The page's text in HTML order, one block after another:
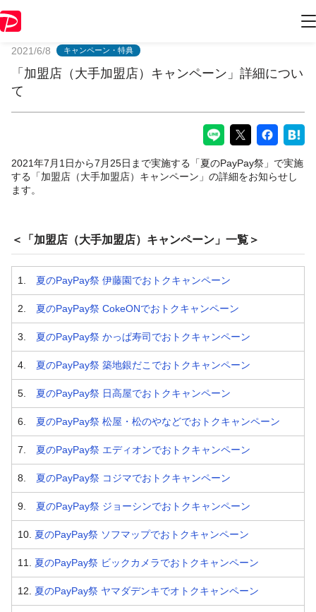
2021/6/8 キャンペーン・特典
「加盟店（大手加盟店）キャンペーン」詳細につい
て
2021年7月1日から7月25日まで実施する「夏のPayPay祭」で実施
する「加盟店（大手加盟店）キャンペーン」の詳細をお知らせし
ます。
＜「加盟店（大手加盟店）キャンペーン」一覧＞
1. 夏のPayPay祭 伊藤園でおトクキャンペーン
2. 夏のPayPay祭 CokeONでおトクキャンペーン
3. 夏のPayPay祭 かっぱ寿司でおトクキャンペーン
4. 夏のPayPay祭 築地銀だこでおトクキャンペーン
5. 夏のPayPay祭 日高屋でおトクキャンペーン
6. 夏のPayPay祭 松屋・松のやなどでおトクキャンペーン
7. 夏のPayPay祭 エディオンでおトクキャンペーン
8. 夏のPayPay祭 コジマでおトクキャンペーン
9. 夏のPayPay祭 ジョーシンでおトクキャンペーン
10. 夏のPayPay祭 ソフマップでおトクキャンペーン
11. 夏のPayPay祭 ビックカメラでおトクキャンペーン
12. 夏のPayPay祭 ヤマダデンキでオトクキャンペーン